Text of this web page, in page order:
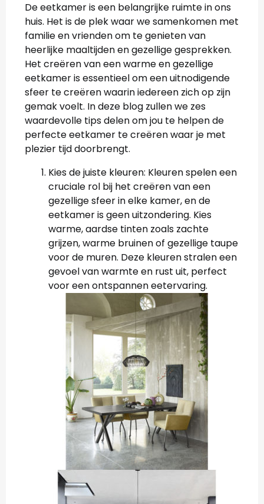
De eetkamer is een belangrijke ruimte in ons
huis. Het is de plek waar we samenkomen met
familie en vrienden om te genieten van
heerlijke maaltijden en gezellige gesprekken.
Het creëren van een warme en gezellige
eetkamer is essentieel om een uitnodigende
sfeer te creëren waarin iedereen zich op zijn
gemak voelt. In deze blog zullen we zes
waardevolle tips delen om jou te helpen de
perfecte eetkamer te creëren waar je met
plezier tijd doorbrengt.
Kies de juiste kleuren: Kleuren spelen een
cruciale rol bij het creëren van een
gezellige sfeer in elke kamer, en de
eetkamer is geen uitzondering. Kies
warme, aardse tinten zoals zachte
grijzen, warme bruinen of gezellige taupe
voor de muren. Deze kleuren stralen een
gevoel van warmte en rust uit, perfect
voor een ontspannen eetervaring.